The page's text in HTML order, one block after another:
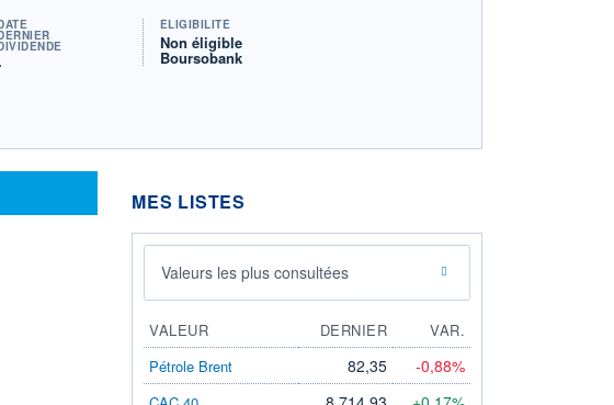
ÉLIGIBILITÉ
Non éligible
Boursobank
MES LISTES
Valeurs les plus consultées
VALEUR DERNIER
VAR.
Pétrole Brent
82,35 -0,88%